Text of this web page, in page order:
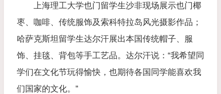
上海理工大学也门留学生沙非现场展示也门椰
枣、咖啡、传统服饰及索科特拉岛风光摄影作品；
哈萨克斯坦留学生达尔汗展出本国传统帽子、服
饰、挂毯、背包等手工艺品。达尔汗说：“我希望同
学们在文化节玩得愉快，也期待各国同学能喜欢我
们国家的文化。”